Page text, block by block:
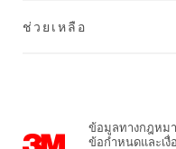
ช่วยเหลือ
ข้อมูลทางกฎหม
ข้อกำหนดและเงื่